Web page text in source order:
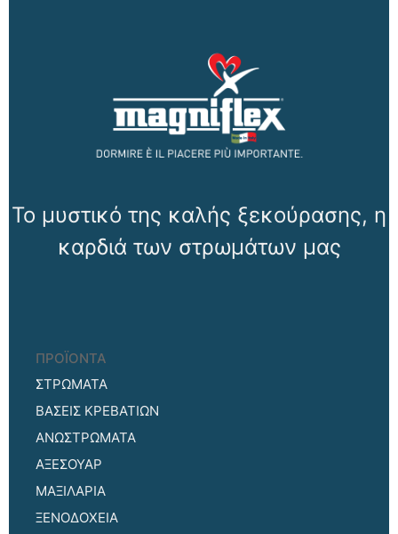
Το μυστικό της καλής ξεκούρασης, η
καρδιά των στρωμάτων μας
ΠΡΟΪΟΝΤΑ
ΣΤΡΩΜΑΤΑ
ΒΑΣΕΙΣ ΚΡΕΒΑΤΙΩΝ
ΑΝΩΣΤΡΩΜΑΤΑ
ΑΞΕΣΟΥΑΡ
ΜΑΞΙΛΑΡΙΑ
ΞΕΝΟΔΟΧΕΙΑ